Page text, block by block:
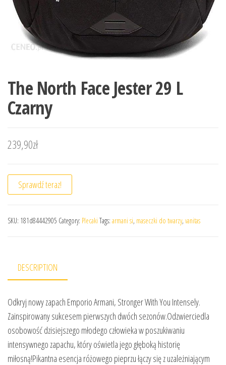
The North Face Jester 29 L
Czarny
239,90zł
Sprawdź teraz!
SKU: 181d84442905 Category: Plecaki Tags: armani si, maseczki do twarzy, vanitas
DESCRIPTION
Odkryj nowy zapach Emporio Armani, Stronger With You Intensely.
Zainspirowany sukcesem pierwszych dwóch sezonów.Odzwierciedla
osobowość dzisiejszego młodego człowieka w poszukiwaniu
intensywnego zapachu, który oświetla jego głęboką historię
miłosną!Pikantna esencja różowego pieprzu łączy się z uzależniającym